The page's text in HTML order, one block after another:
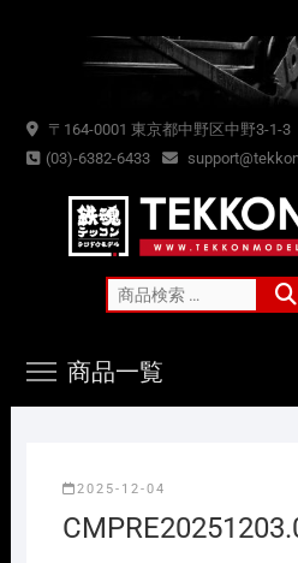
〒164-0001 東京都中野区中野3-1-3
(03)-6382-6433
索
商品一覧
2025-12-04